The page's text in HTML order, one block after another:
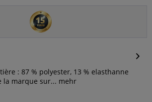
: 87 % polyester, 13 % elasthanne
la marque sur... mehr